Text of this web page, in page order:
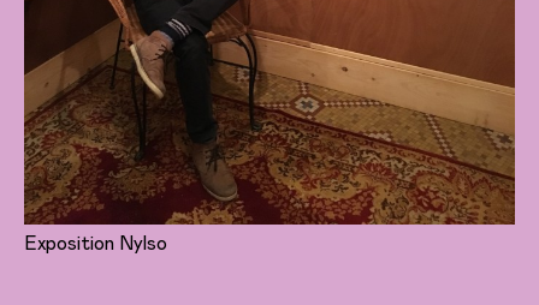
Exposition Nylso